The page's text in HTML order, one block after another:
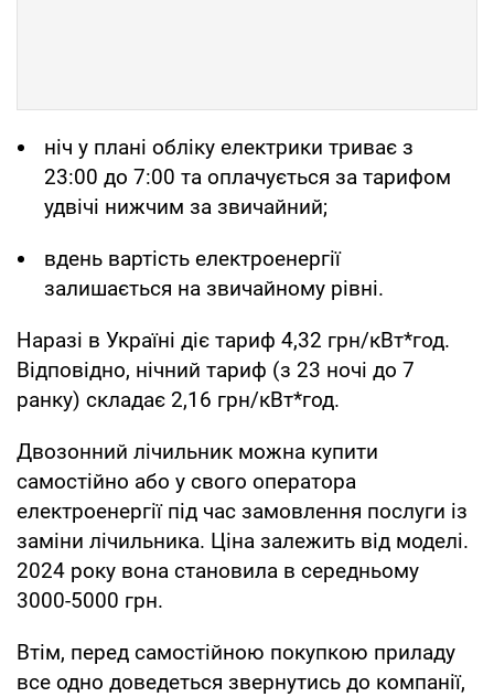
ніч у плані обліку електрики триває з
23:00 до 7:00 та оплачується за тарифом
удвічі нижчим за звичайний;
вдень вартість електроенергії
залишається на звичайному рівні.
Наразі в Україні діє тариф 4,32 грн/кВт*год.
Відповідно, нічний тариф (з 23 ночі до 7
ранку) складає 2,16 грн/кВт*год.
Двозонний лічильник можна купити
самостійно або у свого оператора
електроенергії під час замовлення послуги із
заміни лічильника. Ціна залежить від моделі.
2024 року вона становила в середньому
3000-5000 грн.
Втім, перед самостійною покупкою приладу
все одно доведеться звернутись до компанії,